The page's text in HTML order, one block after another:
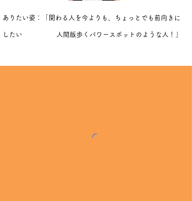
ありたい姿：「関わる人を今よりも、ちょっとでも前向きに
したい 人間版歩くパワースポットのような人！」